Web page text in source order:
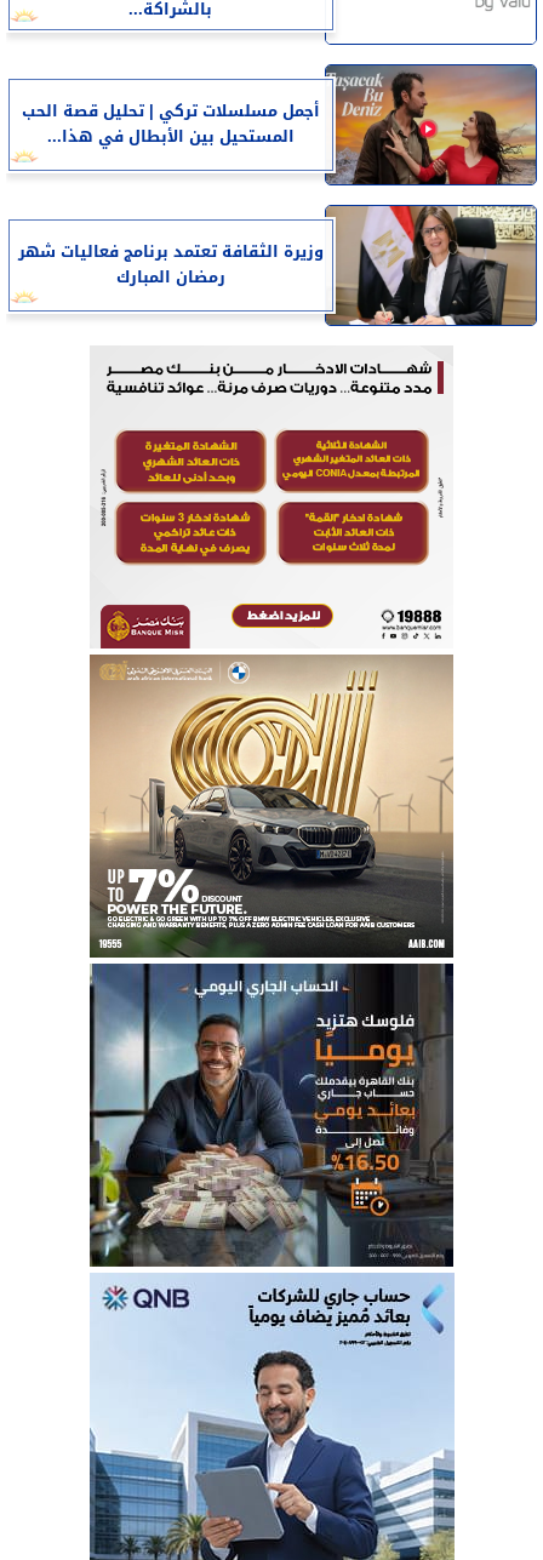
بالشراكة...
أجمل مسلسلات تركي | تحليل قصة الحب
المستحيل بين الأبطال في هذا...
وزيرة الثقافة تعتمد برنامج فعاليات شهر
رمضان المبارك